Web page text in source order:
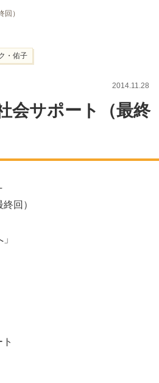
）
・佑子
2014.11.28
会サポート（最終
回）